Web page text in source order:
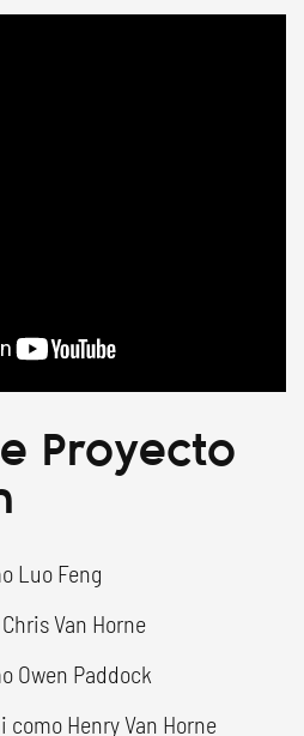
Proyecto
Luo Feng
Van Horne
Owen Paddock
Henry Van Horne